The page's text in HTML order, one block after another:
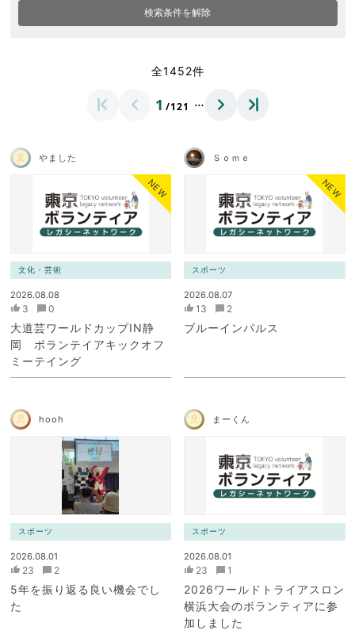
検索条件を解除
全1452件
1 /121 …
やました
NEW
文化・芸術
2026.08.08
3 0
大道芸ワールドカップIN静
岡 ボランテイアキックオフ
ミーテイング
Ｓｏｍｅ
NEW
スポーツ
2026.08.07
13 2
ブルーインパルス
hooh
スポーツ
2026.08.01
23 2
5年を振り返る良い機会でし
た
まーくん
スポーツ
2026.08.01
23 1
2026ワールドトライアスロン
横浜大会のボランティアに参
加しました